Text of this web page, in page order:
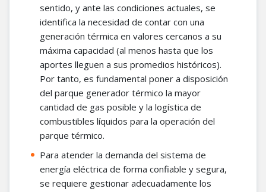
sentido, y ante las condiciones actuales, se
identifica la necesidad de contar con una
generación térmica en valores cercanos a su
máxima capacidad (al menos hasta que los
aportes lleguen a sus promedios históricos).
Por tanto, es fundamental poner a disposición
del parque generador térmico la mayor
cantidad de gas posible y la logística de
combustibles líquidos para la operación del
parque térmico.
Para atender la demanda del sistema de
energía eléctrica de forma confiable y segura,
se requiere gestionar adecuadamente los